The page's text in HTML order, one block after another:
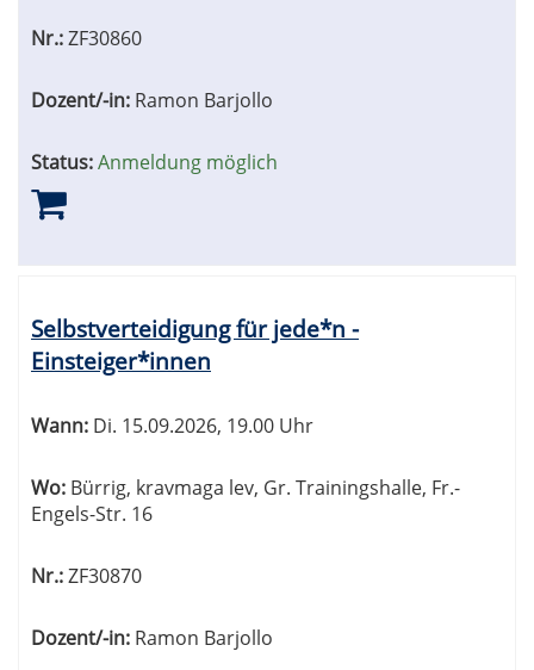
Nr.:ZF30860
Dozent/-in: Ramon Barjollo
Status:Anmeldung möglich
Selbstverteidigung für jede*n -
Einsteiger*innen
Wann: Di. 15.09.2026, 19.00 Uhr
Wo: Bürrig, kravmaga lev, Gr. Trainingshalle, Fr.-
Engels-Str. 16
Nr.:ZF30870
Dozent/-in: Ramon Barjollo